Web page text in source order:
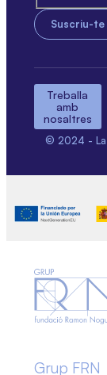
Treballa
amb
nosaltres
© 2024 - La
Grup FRN